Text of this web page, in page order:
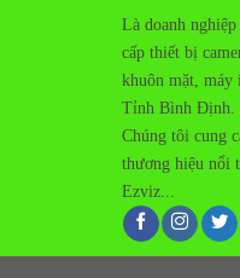
Là doanh
cấp thiết bị
khuôn mặt, máy
Tỉnh Bình Định.
Chúng tôi cung
thương hiệu nổi
Ezviz...